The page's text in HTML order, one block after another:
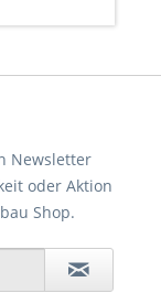
Newsletter
oder Aktion
Shop.